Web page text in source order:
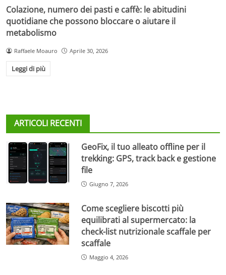
Colazione, numero dei pasti e caffè: le abitudini
quotidiane che possono bloccare o aiutare il
metabolismo
Raffaele Moauro Aprile 30, 2026
Leggi di più
ARTICOLI RECENTI
GeoFix, il tuo alleato offline per il
trekking: GPS, track back e gestione
file
Giugno 7, 2026
Come scegliere biscotti più
equilibrati al supermercato: la
check-list nutrizionale scaffale per
scaffale
Maggio 4, 2026